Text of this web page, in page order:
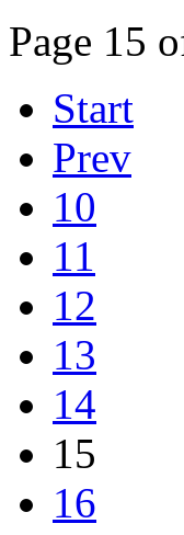
Page 15
Start
Prev
10
11
12
13
14
15
16